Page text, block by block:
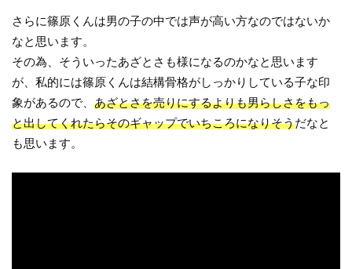
さらに篠原くんは男の子の中では声が高い方なのではないか
なと思います。
その為、そういったあざとさも様になるのかなと思います
が、私的には篠原くんは結構骨格がしっかりしている子な印
象があるので、あざとさを売りにするよりも男らしさをもっ
と出してくれたらそのギャップでいちころになりそうだなと
も思います。